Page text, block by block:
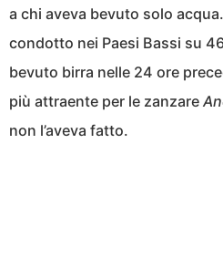
a chi aveva bevuto solo
condotto nei Paesi Bassi su
bevuto birra nelle 24 ore
più attraente per le zanzare
non l’aveva fatto.